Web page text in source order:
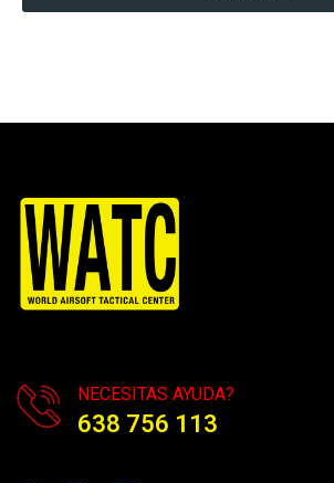
NECESITAS AYUDA?
638 756 113